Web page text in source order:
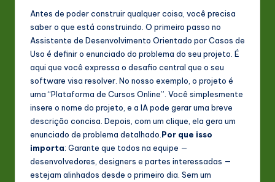
ti
o
Antes de poder construir qualquer coisa, você precisa
saber o que está construindo. O primeiro passo no
Assistente de Desenvolvimento Orientado por Casos de
Uso é definir o enunciado do problema do seu projeto. É
aqui que você expressa o desafio central que o seu
software visa resolver. No nosso exemplo, o projeto é
uma “Plataforma de Cursos Online”. Você simplesmente
insere o nome do projeto, e a IA pode gerar uma breve
descrição concisa. Depois, com um clique, ela gera um
enunciado de problema detalhado. Por que isso
importa: Garante que todos na equipe —
desenvolvedores, designers e partes interessadas —
estejam alinhados desde o primeiro dia. Sem um